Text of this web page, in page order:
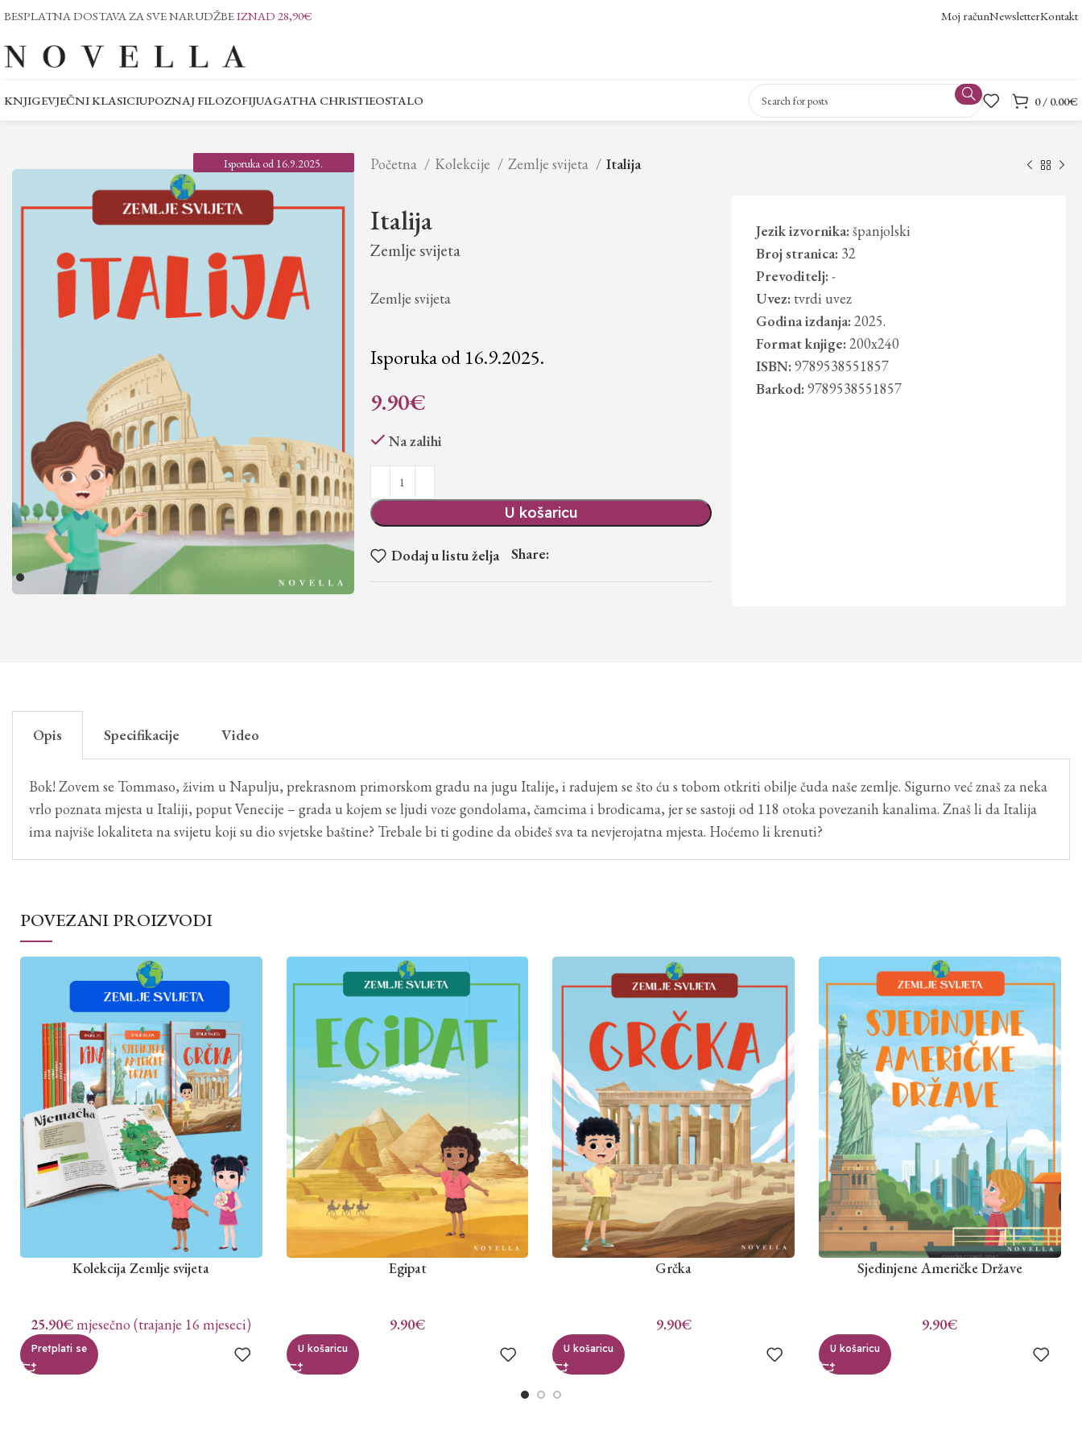
BESPLATNA DOSTAVA ZA SVE NARUDŽBEIZNAD 28,90€ Moj računNewsletterKontakt
KNJIGEVJEČNI KLASICIUPOZNAJ FILOZOFIJUAGATHA CHRISTIEOSTALO 0/ 0.00€
Isporuka od 16.9.2025. Početna Kolekcije Zemlje svijeta Italija
Italija
Zemlje svijeta
Zemlje svijeta
Isporuka od 16.9.2025.
9.90€
Na zalihi
U košaricu
Dodaj u listu želja Share:
Jezik izvornika: španjolski
Broj stranica: 32
Prevoditelj: -
Uvez: tvrdi uvez
Godina izdanja: 2025.
Format knjige: 200x240
ISBN: 9789538551857
Barkod: 9789538551857
Opis Specifikacije Video
Bok! Zovem se Tommaso, živim u Napulju, prekrasnom primorskom gradu na jugu Italije, i radujem se što ću s tobom otkriti obilje čuda naše zemlje. Sigurno već znaš za neka
vrlo poznata mjesta u Italiji, poput Venecije – grada u kojem se ljudi voze gondolama, čamcima i brodicama, jer se sastoji od 118 otoka povezanih kanalima. Znaš li da Italija
ima najviše lokaliteta na svijetu koji su dio svjetske baštine? Trebale bi ti godine da obiđeš sva ta nevjerojatna mjesta. Hoćemo li krenuti?
POVEZANI PROIZVODI
Kolekcija Zemlje svijeta
25.90€mjesečno (trajanje 16 mjeseci)
Pretplati se
Egipat
9.90€
U košaricu
Grčka
9.90€
U košaricu
Sjedinjene Američke Države
9.90€
U košaricu